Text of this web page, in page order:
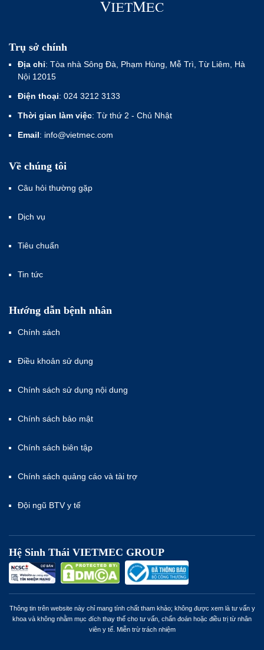
Trụ sở chính
Địa chỉ: Tòa nhà Sông Đà, Phạm Hùng, Mễ Trì, Từ Liêm, Hà
Nội 12015
Điện thoại: 024 3212 3133
Thời gian làm việc: Từ thứ 2 - Chủ Nhật
Email: info@vietmec.com
Về chúng tôi
Câu hỏi thường gặp
Dịch vụ
Tiêu chuẩn
Tin tức
Hướng dẫn bệnh nhân
Chính sách
Điều khoản sử dụng
Chính sách sử dụng nội dung
Chính sách bảo mật
Chính sách biên tập
Chính sách quảng cáo và tài trợ
Đội ngũ BTV y tế
Hệ Sinh Thái VIETMEC GROUP
Thông tin trên website này chỉ mang tính chất tham khảo; không được xem là tư vấn y
khoa và không nhằm mục đích thay thế cho tư vấn, chẩn đoán hoặc điều trị từ nhân
viên y tế. Miễn trừ trách nhiệm